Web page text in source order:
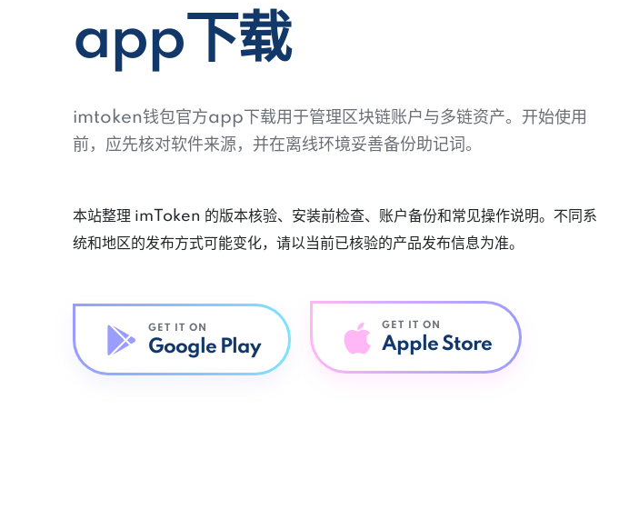
app下载
imtoken钱包官方app下载用于管理区块链账户与多链资产。开始使用
前，应先核对软件来源，并在离线环境妥善备份助记词。
本站整理 imToken 的版本核验、安装前检查、账户备份和常见操作说明。不同系
统和地区的发布方式可能变化，请以当前已核验的产品发布信息为准。
GET IT ON
Google Play
GET IT ON
Apple Store